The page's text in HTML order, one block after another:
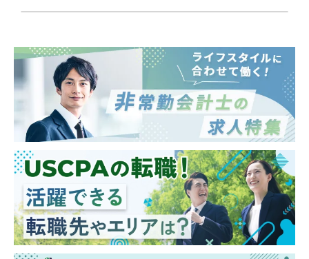
業まで規模もさまざまです。
東京事務所・長岡事務所・群馬事務所・周南
事務所・桑名事務所・仙台事務所・福山事務
所・ 北九州事務所・浜松事務所・福岡事務
所・札幌事務所・名古屋事務所